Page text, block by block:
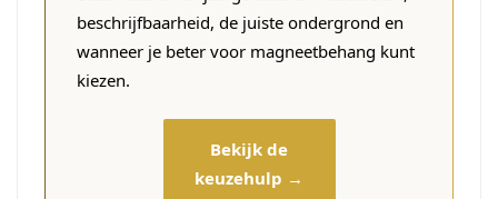
beschrijfbaarheid, de juiste ondergrond en
wanneer je beter voor magneetbehang kunt
kiezen.
Bekijk de
keuzehulp →